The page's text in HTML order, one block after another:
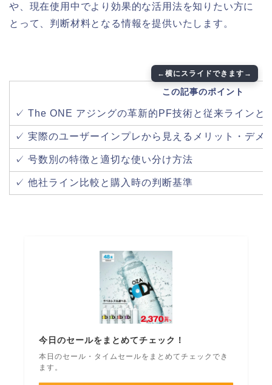
や、現在使用中でより効果的な活用法を知りたい方に
とって、判断材料となる情報を提供いたします。
この記事のポイント
✓ The ONE アジングの革新的PF技術と従来ラインと
✓ 実際のユーザーインプレから見えるメリット・デメ
✓ 号数別の特徴と適切な使い分け方法
✓ 他社ライン比較と購入時の判断基準
今日のセールをまとめてチェック！
本日のセール・タイムセールをまとめてチェックでき
ます。